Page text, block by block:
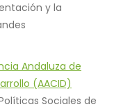
y la
Andaluza de
(AACID)
Sociales de